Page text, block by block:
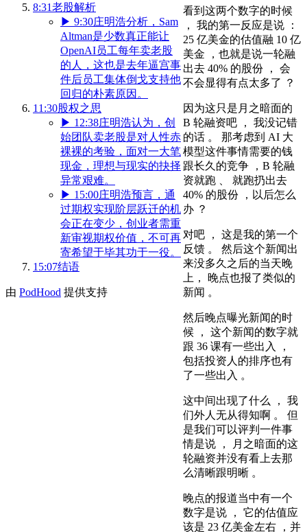
8:31老股解析
▶ 9:30庄明浩分析，Sam
Altman是少数真正能让
OpenAI员工每年卖老股
的人，这也是去年逼宫事
件后员工集体倒戈支持他
回归的朴素原因。
11:30股权之思
▶ 12:38庄明浩认为，创
始团队卖老股是对人性赤
裸裸的考验，面对一大笔
现金，理想与现实的抉择
异常艰难。
▶ 15:00庄明浩预言，通
过期权实现阶层跃迁的机
会正在变少，创业者需重
新审视期权价值，不可再
寄希望于毕其功于一役。
15:07结语
由 PodHood 提供支持
看到这两个数字的时候
， 我的第一反应是说 ：
25 亿美金的估值融 10 亿
美金 ，也就是说一轮融
出去 40% 的股份 ， 会
不会显得有点太多了 ？
因为这只是月之暗面的
B 轮融资吧 ， 我没记错
的话 。 那考虑到 AI 大
模型这件事情需要的钱
跟长久的竞争 ，B 轮融
资就跑 、 就跑扔出去
40% 的股份 ，以后怎么
办 ？
对吧 ， 这是我的第一个
反馈 。 然后这个新闻出
来没多久之后的当天晚
上， 晚点也报了类似的
新闻 。
然后晚点曝光新闻的时
候 ， 这个新闻的数字就
跟 36 课有一些出入 ，
包括投资人的排序也有
了一些出入 。
这中间出现了什么 ， 我
们外人无从得知啊 。 但
是我们可以评判一件事
情是说 ， 月之暗面的这
轮融资并没有看上去那
么清晰跟明晰 。
晚点的报道当中有一个
数字是说 ， 它的估值应
该是 23 亿美金左右 ，并